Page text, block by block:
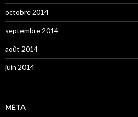
octobre 2014
septembre 2014
août 2014
juin 2014
MÉTA